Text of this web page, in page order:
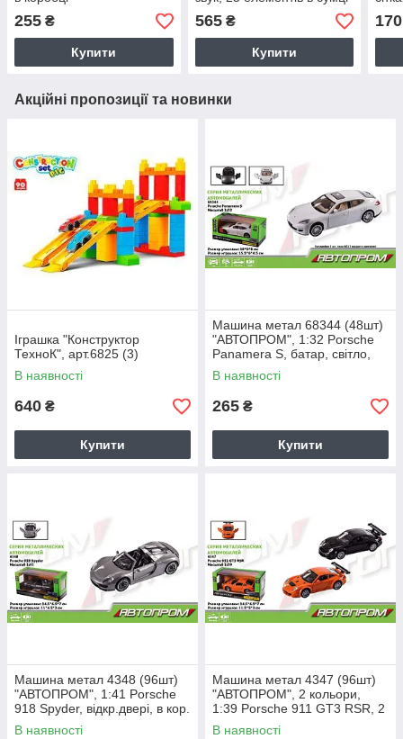
255 ₴
Купити
для зберігання, дриль на
батар. та інше короб.
565₴
Купити
170
Акційні пропозиції та новинки
Іграшка "Конструктор
ТехноК", арт.6825 (3)
В наявності
640 ₴
Купити
Машина метал 68344 (48шт)
"АВТОПРОМ", 1:32 Porsche
Panamera S, батар, світло,
звук, відкр.двері, в кор
В наявності
265 ₴
Купити
Машина метал 4348 (96шт)
"АВТОПРОМ", 1:41 Porsche
918 Spyder, відкр.двері, в кор.
14,5 * 6,5 * 7см
В наявності
Машина метал 4347 (96шт)
"АВТОПРОМ", 2 кольори,
1:39 Porsche 911 GT3 RSR, 2
кольори, відкр.двері, в кор. 14
В наявності